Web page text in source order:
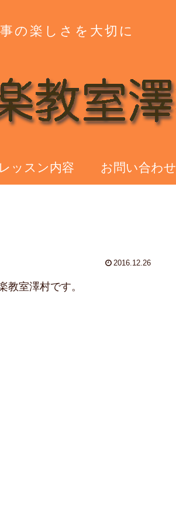
の楽しさを大切に
レッスン内容 お問い合わせ
2016.12.26
室澤村です。